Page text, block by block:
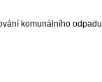
komunálního odpadu